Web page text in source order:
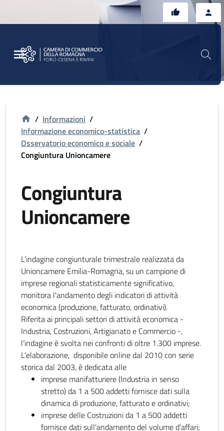
/ Informazioni /
Informazione economico-statistica /
Osservatorio economico e sociale /
Congiuntura Unioncamere
Congiuntura
Unioncamere
L’indagine congiunturale trimestrale realizzata da
Unioncamere Emilia-Romagna, su un campione di
imprese regionali statisticamente significativo,
monitora l'andamento degli indicatori di attività
economica (produzione, fatturato, ordinativi).
Riferita ai principali settori di attività economica -
Industria, Costruzioni, Artigianato e Commercio -,
l’indagine è svolta nei confronti di oltre 1.300 imprese.
L'elaborazione, disponibile online dal 2010 con serie
storica dal 2003, è dedicata alle
imprese manifatturiere (Industria in senso
stretto) da 1 a 500 addetti fornisce dati sulla
dinamica di produzione, fatturato e ordinativi;
imprese delle Costruzioni da 1 a 500 addetti
fornisce dati sull'andamento del volume d'affari;